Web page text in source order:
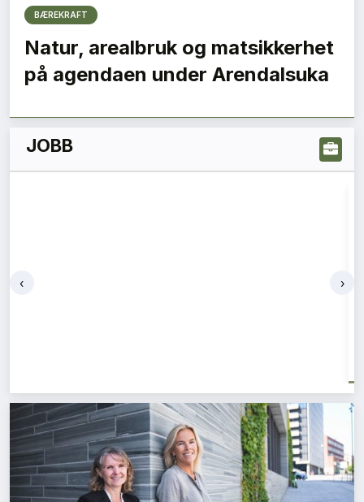
BÆREKRAFT
Natur, arealbruk og matsikkerhet
på agendaen under Arendalsuka
JOBB
‹ ›